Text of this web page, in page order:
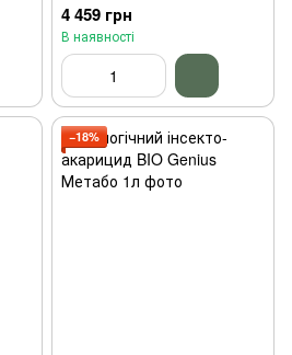
4 459 грн
В наявності
−18%